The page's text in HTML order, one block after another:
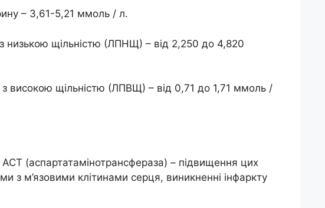
– 3,61-5,21 ммоль / л.
низькою щільністю (ЛПНЩ) – від 2,250 до 4,820
з високою щільністю (ЛПВЩ) – від 0,71 до 1,71 ммоль /
(аспартатамінотрансфераза) – підвищення цих
з м’язовими клітинами серця, виникненні інфаркту